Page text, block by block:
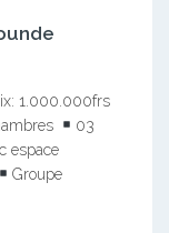
1.000.000frs
03
espace
Groupe